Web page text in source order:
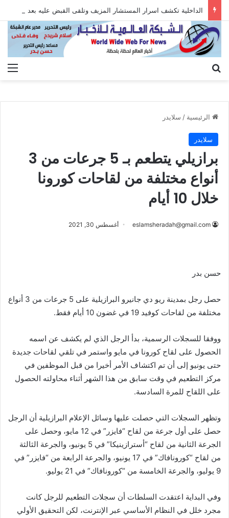
الرئيسية / سلايدر
سلايدر
برازيلي يتطعم بـ 5 جرعات من 3
أنواع مختلفة من لقاحات كورونا
خلال 10 أيام
eslamsheradah@gmail.com أغسطس 30, 2021
حسن بدر
حصل رجل بمدينة ريو دي جانيرو البرازيلية على 5 جرعات من 3 أنواع
مختلفة من لقاحات كوفيد 19 في غضون 10 أيام فقط.
ووفقا للسجلات الرسمية، بدأ الرجل الذي لم يكشف عن اسمه
الحصول على لقاح كورونا في مايو واستمر في تلقي لقاحات جديدة
حتى يونيو إلى أن تم اكتشاف الأمر أخيرا من قبل الموظفين في
مركز التطعيم في وقت سابق من هذا الشهر أثناء محاولته الحصول
على اللقاح للمرة السادسة.
وتظهر السجلات التي حصلت عليها وسائل الإعلام البرازيلية أن الرجل
حصل على أول جرعة من لقاح “فايزر” في 12 مايو، وحصل على
الجرعة الثانية من لقاح “أسترازينيكا” في 5 يونيو، والجرعة الثالثة
من لقاح “كورونافاك” في 17 يونيو، والجرعة الرابعة من “فايزر” في
9 يوليو، والجرعة الخامسة من “كورونافاك” في 21 يوليو.
وفي البداية اعتقدت السلطات أن سجلات التطعيم للرجل كانت
مجرد خلل في النظام الأساسي عبر الإنترنت، لكن التحقيق الأولي